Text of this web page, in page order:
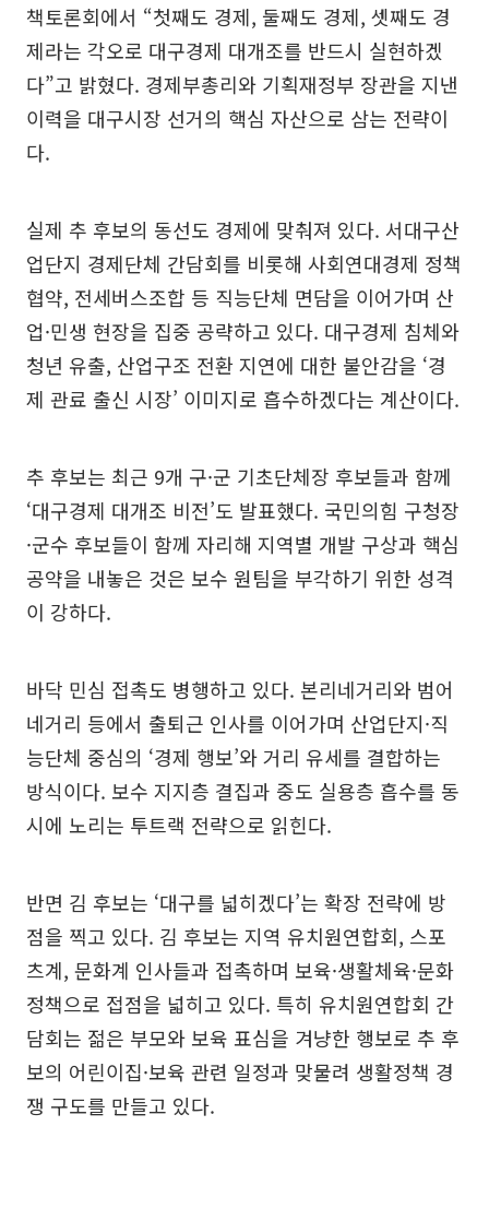
책토론회에서 “첫째도 경제, 둘째도 경제, 셋째도 경
제라는 각오로 대구경제 대개조를 반드시 실현하겠
다”고 밝혔다. 경제부총리와 기획재정부 장관을 지낸
이력을 대구시장 선거의 핵심 자산으로 삼는 전략이
다.
실제 추 후보의 동선도 경제에 맞춰져 있다. 서대구산
업단지 경제단체 간담회를 비롯해 사회연대경제 정책
협약, 전세버스조합 등 직능단체 면담을 이어가며 산
업·민생 현장을 집중 공략하고 있다. 대구경제 침체와
청년 유출, 산업구조 전환 지연에 대한 불안감을 ‘경
제 관료 출신 시장’ 이미지로 흡수하겠다는 계산이다.
추 후보는 최근 9개 구·군 기초단체장 후보들과 함께
‘대구경제 대개조 비전’도 발표했다. 국민의힘 구청장
·군수 후보들이 함께 자리해 지역별 개발 구상과 핵심
공약을 내놓은 것은 보수 원팀을 부각하기 위한 성격
이 강하다.
바닥 민심 접촉도 병행하고 있다. 본리네거리와 범어
네거리 등에서 출퇴근 인사를 이어가며 산업단지·직
능단체 중심의 ‘경제 행보’와 거리 유세를 결합하는
방식이다. 보수 지지층 결집과 중도 실용층 흡수를 동
시에 노리는 투트랙 전략으로 읽힌다.
반면 김 후보는 ‘대구를 넓히겠다’는 확장 전략에 방
점을 찍고 있다. 김 후보는 지역 유치원연합회, 스포
츠계, 문화계 인사들과 접촉하며 보육·생활체육·문화
정책으로 접점을 넓히고 있다. 특히 유치원연합회 간
담회는 젊은 부모와 보육 표심을 겨냥한 행보로 추 후
보의 어린이집·보육 관련 일정과 맞물려 생활정책 경
쟁 구도를 만들고 있다.